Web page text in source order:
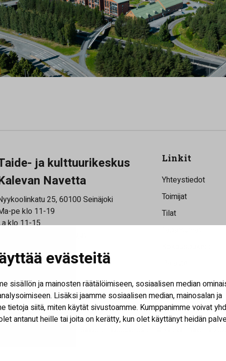
evästeitä
sisällön ja mainosten räätälöimiseen, sosiaalisen median
Lisäksi jaamme sosiaalisen median, mainosalan ja
tietoja siitä, miten käytät sivustoamme. Kumppanimme voivat
antanut heille tai joita on kerätty, kun olet käyttänyt heidän
ja kulttuurikeskus
Navetta
25, 60100 Seinäjoki
pe klo 11-19
klo 11-15
Linkit
Yhteystiedot
Toimijat
Tilat
Näytä